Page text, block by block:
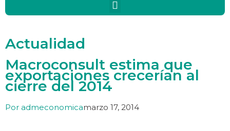
Actualidad
Macroconsult estima que
exportaciones crecerían al
cierre del 2014
Por admeconomicamarzo 17, 2014